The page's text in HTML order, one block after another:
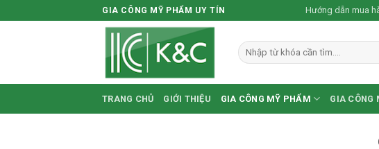
to
GIA CÔNG MỸ PHẨM UY TÍN Hướng dẫn mua
TRANG CHỦ GIỚI THIỆU GIA CÔNG MỸ PHẨM GIA CÔNG